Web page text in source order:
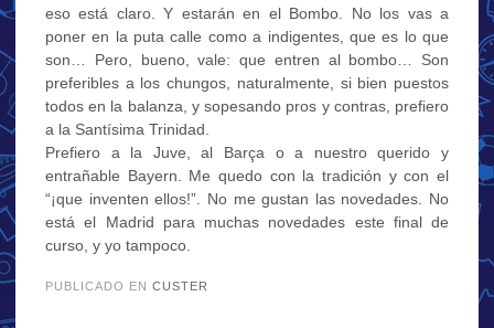
eso está claro. Y estarán en el Bombo. No los vas a
poner en la puta calle como a indigentes, que es lo que
son… Pero, bueno, vale: que entren al bombo… Son
preferibles a los chungos, naturalmente, si bien puestos
todos en la balanza, y sopesando pros y contras, prefiero
a la Santísima Trinidad.
Prefiero a la Juve, al Barça o a nuestro querido y
entrañable Bayern. Me quedo con la tradición y con el
“¡que inventen ellos!”. No me gustan las novedades. No
está el Madrid para muchas novedades este final de
curso, y yo tampoco.
PUBLICADO EN CUSTER